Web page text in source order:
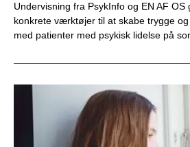
Undervisning fra PsykInfo og EN AF OS
konkrete værktøjer til at skabe trygge
med patienter med psykisk lidelse på